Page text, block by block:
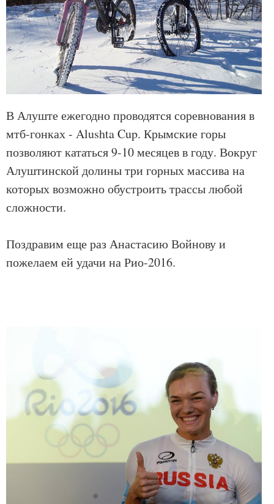
В Алуште ежегодно проводятся соревнования в
мтб-гонках - Alushta Cup. Крымские горы
позволяют кататься 9-10 месяцев в году. Вокруг
Алуштинской долины три горных массива на
которых возможно обустроить трассы любой
сложности.
Поздравим еще раз Анастасию Войнову и
пожелаем ей удачи на Рио-2016.